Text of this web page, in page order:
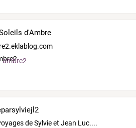
d'Ambre
ambre2
de Sylvie et Jean Luc....